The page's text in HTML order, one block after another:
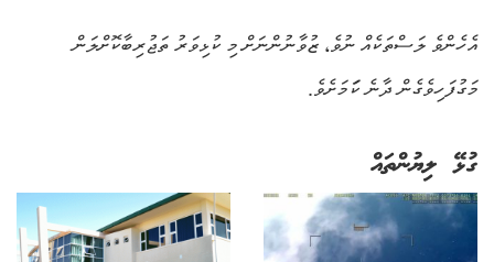
އެހެންވެ ލަސްތަކެއް ނުވެ، ޒުވާނުންނަށް މި ކުޅިވަރު ތަޖުރިބާކޮށްލަން
މަގުފަހިވެގެން ދާނެ ކަަމަށެވެ.
ގުޅޭ ލިޔުންތައް